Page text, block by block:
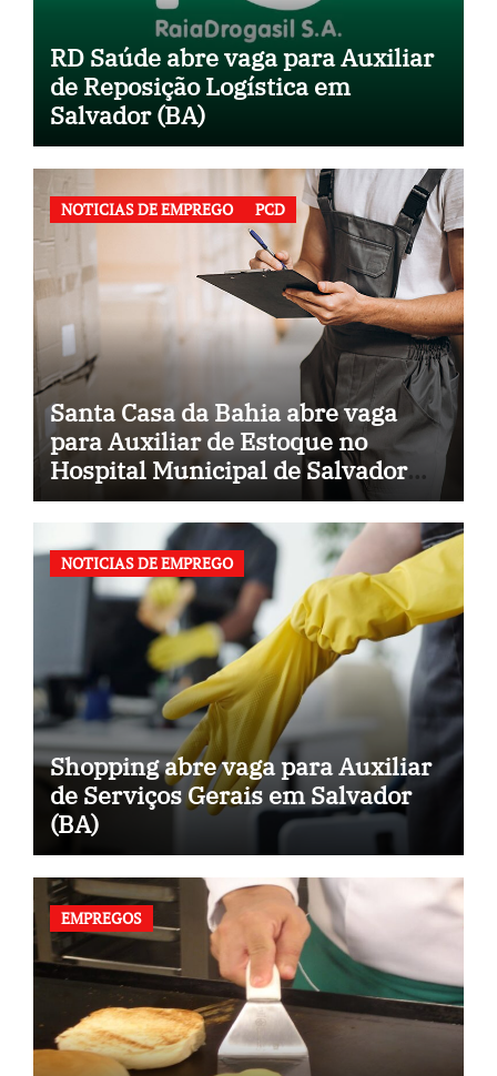
RD Saúde abre vaga para Auxiliar
de Reposição Logística em
Salvador (BA)
NOTICIAS DE EMPREGO PCD
Santa Casa da Bahia abre vaga
para Auxiliar de Estoque no
Hospital Municipal de Salvador
(BA)
NOTICIAS DE EMPREGO
Shopping abre vaga para Auxiliar
de Serviços Gerais em Salvador
(BA)
EMPREGOS